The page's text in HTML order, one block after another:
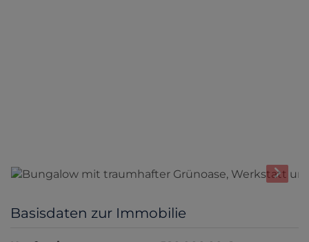
Basisdaten zur Immobilie